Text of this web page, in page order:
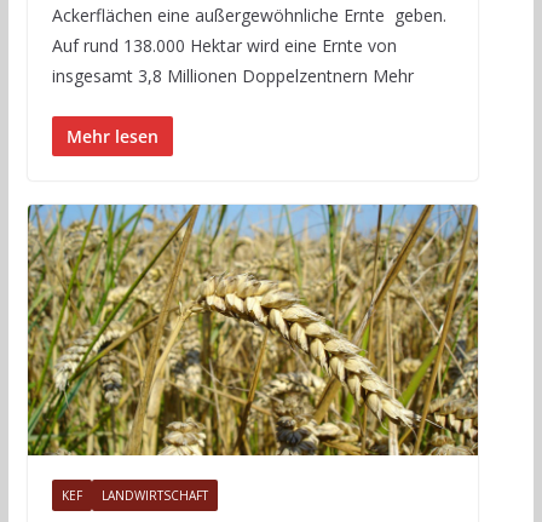
Ackerflächen eine außergewöhnliche Ernte geben.
Auf rund 138.000 Hektar wird eine Ernte von
insgesamt 3,8 Millionen Doppelzentnern Mehr
Mehr lesen
KEF LANDWIRTSCHAFT